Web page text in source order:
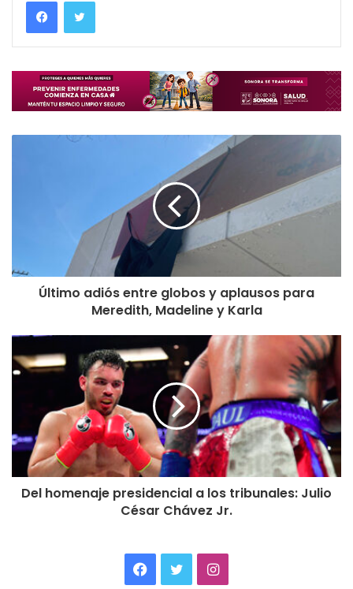
Último adiós entre globos y aplausos para
Meredith, Madeline y Karla
Del homenaje presidencial a los tribunales: Julio
César Chávez Jr.
Facebook
TwitterInstagram